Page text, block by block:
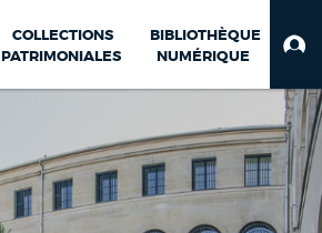
COLLECTIONS
PATRIMONIALES
BIBLIOTHÈQUE
NUMÉRIQUE